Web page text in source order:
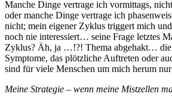
Manche Dinge vertrage ich vormittags,
oder manche Dinge vertrage ich
nicht; mein eigener Zyklus triggert mich
noch nie interessiert… seine Frage letztes
Zyklus? Äh, ja …!?! Thema abgehakt… die
Symptome, das plötzliche Auftreten oder
sind für viele Menschen um mich herum
Meine Strategie – wenn meine Mistzellen